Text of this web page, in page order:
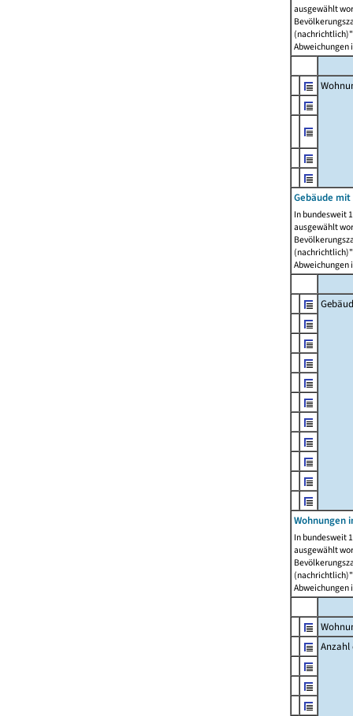
ausgewählt
Abweichungen
Gebäude
In bundesweit
ausgewählt
Abweichungen
Wohnungen
In bundesweit
ausgewählt
Abweichungen
Anzahl